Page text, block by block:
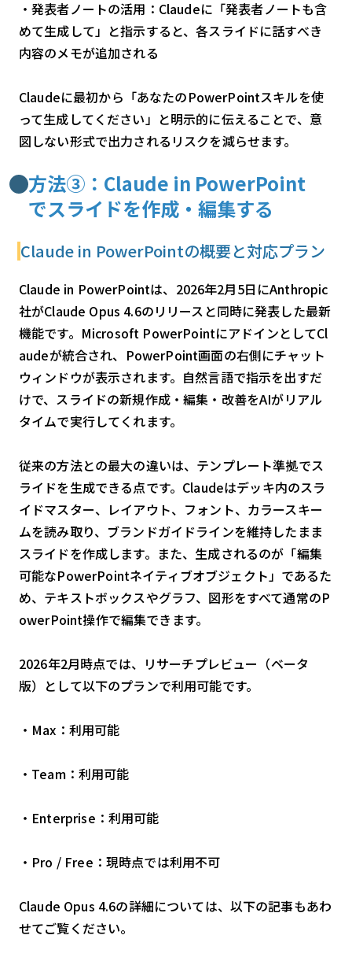
・発表者ノートの活用：Claudeに「発表者ノートも含
めて生成して」と指示すると、各スライドに話すべき
内容のメモが追加される
Claudeに最初から「あなたのPowerPointスキルを使
って生成してください」と明示的に伝えることで、意
図しない形式で出力されるリスクを減らせます。
方法③：Claude in PowerPoint
でスライドを作成・編集する
Claude in PowerPointの概要と対応プラン
Claude in PowerPointは、2026年2月5日にAnthropic
社がClaude Opus 4.6のリリースと同時に発表した最新
機能です。Microsoft PowerPointにアドインとしてCl
audeが統合され、PowerPoint画面の右側にチャット
ウィンドウが表示されます。自然言語で指示を出すだ
けで、スライドの新規作成・編集・改善をAIがリアル
タイムで実行してくれます。
従来の方法との最大の違いは、テンプレート準拠でス
ライドを生成できる点です。Claudeはデッキ内のスラ
イドマスター、レイアウト、フォント、カラースキー
ムを読み取り、ブランドガイドラインを維持したまま
スライドを作成します。また、生成されるのが「編集
可能なPowerPointネイティブオブジェクト」であるた
め、テキストボックスやグラフ、図形をすべて通常のP
owerPoint操作で編集できます。
2026年2月時点では、リサーチプレビュー（ベータ
版）として以下のプランで利用可能です。
・Max：利用可能
・Team：利用可能
・Enterprise：利用可能
・Pro / Free：現時点では利用不可
Claude Opus 4.6の詳細については、以下の記事もあわ
せてご覧ください。